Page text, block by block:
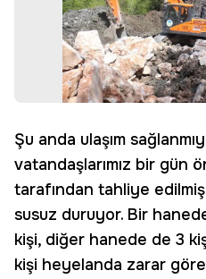
Şu anda ulaşım
vatandaşlarımız bir gün
tarafından tahliye
susuz duruyor. Bir
kişi, diğer hanede de 3
kişi heyelanda zarar